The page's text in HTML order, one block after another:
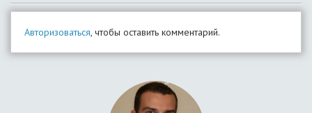
Авторизоваться, чтобы оставить комментарий.